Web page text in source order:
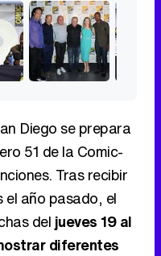
Diego se prepara
51 de la Comic-
Tras recibir
el año pasado, el
del jueves 19 al
diferentes